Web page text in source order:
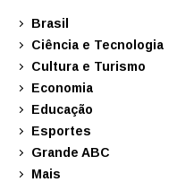
Brasil
Ciência e Tecnologia
Cultura e Turismo
Economia
Educação
Esportes
Grande ABC
Mais